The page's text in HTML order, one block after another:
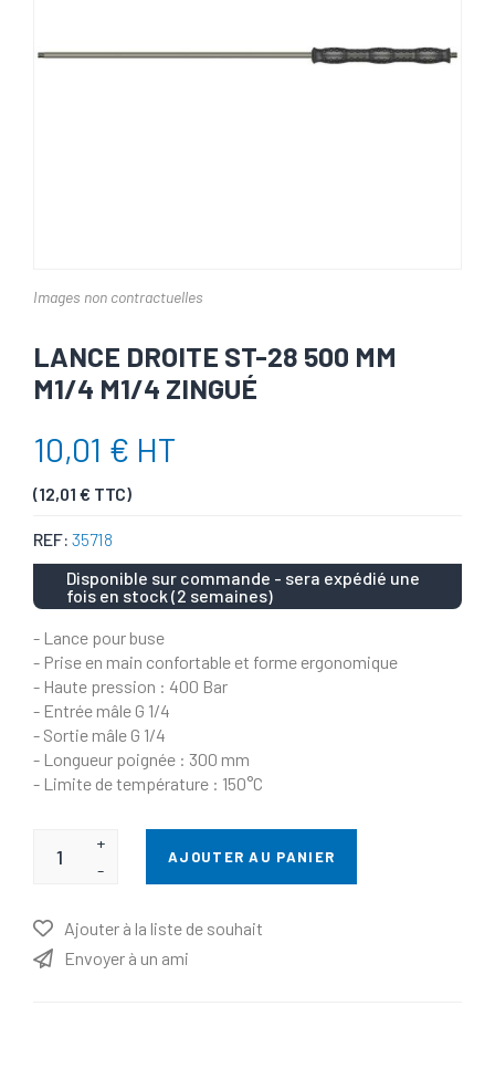
Images non contractuelles
LANCE DROITE ST-28 500 MM
M1/4 M1/4 ZINGUÉ
10,01 € HT
(12,01 € TTC)
REF: 35718
Disponible sur commande - sera expédié une
fois en stock (2 semaines)
- Lance pour buse
- Prise en main confortable et forme ergonomique
- Haute pression : 400 Bar
- Entrée mâle G 1/4
- Sortie mâle G 1/4
- Longueur poignée : 300 mm
- Limite de température : 150°C
+
-
AJOUTER AU PANIER
Ajouter à la liste de souhait
Envoyer à un ami